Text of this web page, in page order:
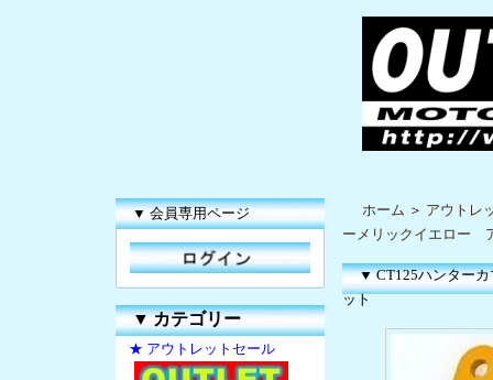
▼ 会員専用ページ
▼カテゴリー
★ アウトレットセール
ホーム ＞ アウトレ
ーメリックイエロー
▼ CT125ハンター
ット